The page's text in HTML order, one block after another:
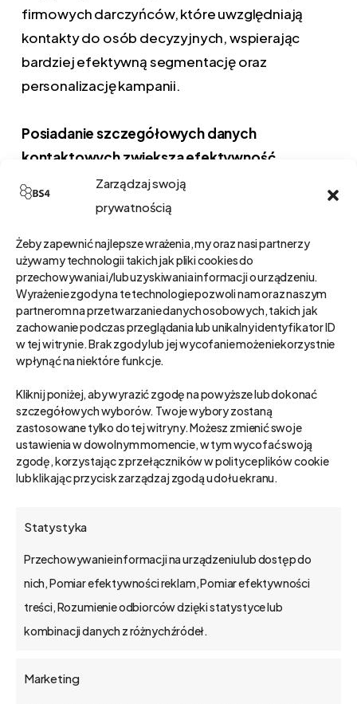
Zarządzaj swoją
prywatnością
Żeby zapewnić najlepsze wrażenia, my oraz nasi partnerzy
używamy technologii takich jak pliki cookies do
przechowywania i/lub uzyskiwania informacji o urządzeniu.
Wyrażenie zgody na te technologie pozwoli nam oraz naszym
partnerom na przetwarzanie danych osobowych, takich jak
zachowanie podczas przeglądania lub unikalny identyfikator ID
w tej witrynie. Brak zgody lub jej wycofanie może niekorzystnie
wpłynąć na niektóre funkcje.
Kliknij poniżej, aby wyrazić zgodę na powyższe lub dokonać
szczegółowych wyborów. Twoje wybory zostaną
zastosowane tylko do tej witryny. Możesz zmienić swoje
ustawienia w dowolnym momencie, w tym wycofać swoją
zgodę, korzystając z przełączników w polityce plików cookie
lub klikając przycisk zarządzaj zgodą u dołu ekranu.
Statystyka
Przechowywanie informacji na urządzeniu lub dostęp do
nich, Pomiar efektywności reklam, Pomiar efektywności
treści, Rozumienie odbiorców dzięki statystyce lub
kombinacji danych z różnych źródeł.
Marketing
firmowych darczyńców, które uwzględniają
kontakty do osób decyzyjnych, wspierając
bardziej efektywną segmentację oraz
personalizację kampanii.
Posiadanie szczegółowych danych
kontaktowych zwiększa efektywność
komunikacji i pomaga zwiększać lojalność
darczyńcy.
Budowanie trwałych relacji z
Silna relacja z darczyńcami to efekt dobrze
zaplanowanych i realizowanych działań na rzecz
ich zaangażowania i poczucia bycia częścią misji
organizacji. System zarządzania relacjami z
darczyńcami, taki jak bs4 agape, umożliwia nie
automatyzację procesów, ale także